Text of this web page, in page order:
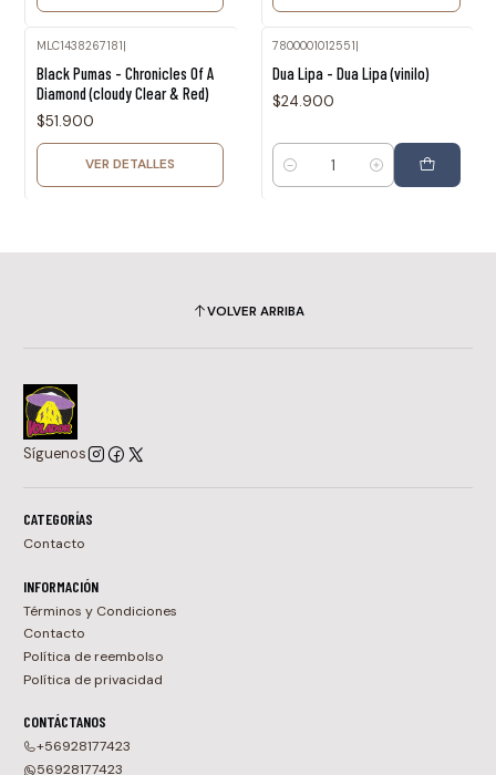
MLC1438267181|
Black Pumas - Chronicles Of A
Diamond (cloudy Clear & Red)
$51.900
VER DETALLES
7800001012551|
Dua Lipa - Dua Lipa (vinilo)
$24.900
Cantidad
VOLVER ARRIBA
Síguenos
CATEGORÍAS
Contacto
INFORMACIÓN
Términos y Condiciones
Contacto
Política de reembolso
Política de privacidad
CONTÁCTANOS
+56928177423
56928177423